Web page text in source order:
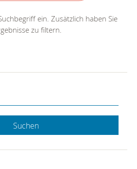
ein. Zusätzlich haben Sie
zu filtern.
Suchen